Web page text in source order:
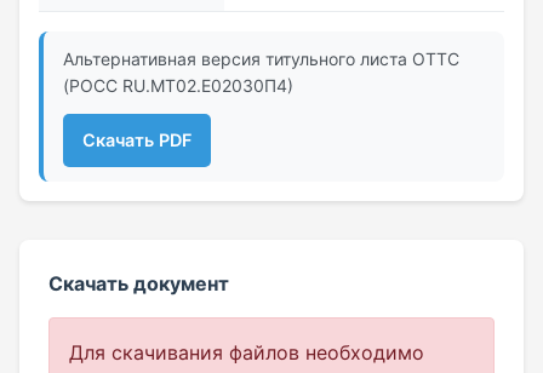
Альтернативная версия титульного листа ОТТС
(РОСС RU.МТ02.E02030П4)
Скачать PDF
Скачать документ
Для скачивания файлов необходимо